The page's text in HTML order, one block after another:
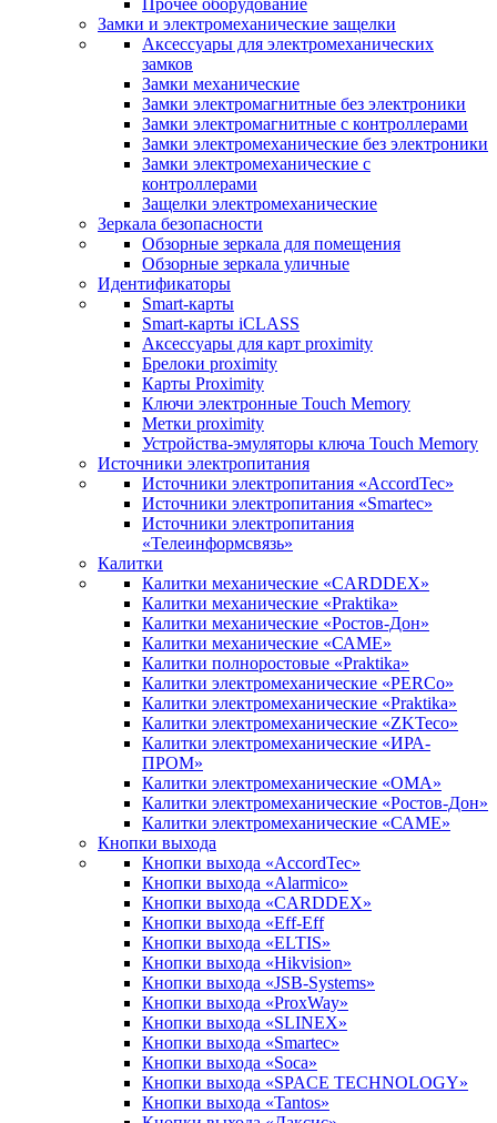
Прочее оборудование
Замки и электромеханические защелки
Аксессуары для электромеханических
замков
Замки механические
Замки электромагнитные без электроники
Замки электромагнитные с контроллерами
Замки электромеханические без электроники
Замки электромеханические с
контроллерами
Защелки электромеханические
Зеркала безопасности
Обзорные зеркала для помещения
Обзорные зеркала уличные
Идентификаторы
Smart-карты
Smart-карты iCLASS
Аксессуары для карт proximitу
Брелоки proximity
Карты Proximity
Ключи электронные Touch Memory
Метки proximity
Устройства-эмуляторы ключа Touch Memory
Источники электропитания
Источники электропитания «AccordTec»
Источники электропитания «Smartec»
Источники электропитания
«Телеинформсвязь»
Калитки
Калитки механические «CARDDEX»
Калитки механические «Praktika»
Калитки механические «Ростов-Дон»
Калитки механические «САМЕ»
Калитки полноростовые «Praktika»
Калитки электромеханические «PERCo»
Калитки электромеханические «Praktika»
Калитки электромеханические «ZKTeco»
Калитки электромеханические «ИРА-
ПРОМ»
Калитки электромеханические «ОМА»
Калитки электромеханические «Ростов-Дон»
Калитки электромеханические «САМЕ»
Кнопки выхода
Кнопки выхода «AccordTec»
Кнопки выхода «Alarmico»
Кнопки выхода «CARDDEX»
Кнопки выхода «Eff-Eff
Кнопки выхода «ELTIS»
Кнопки выхода «Hikvision»
Кнопки выхода «JSB-Systems»
Кнопки выхода «ProxWay»
Кнопки выхода «SLINEX»
Кнопки выхода «Smartec»
Кнопки выхода «Soca»
Кнопки выхода «SPACE TECHNOLOGY»
Кнопки выхода «Tantos»